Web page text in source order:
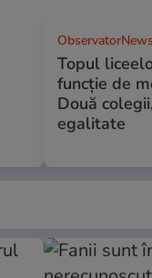
Topul
funcție de
Două
egalitate